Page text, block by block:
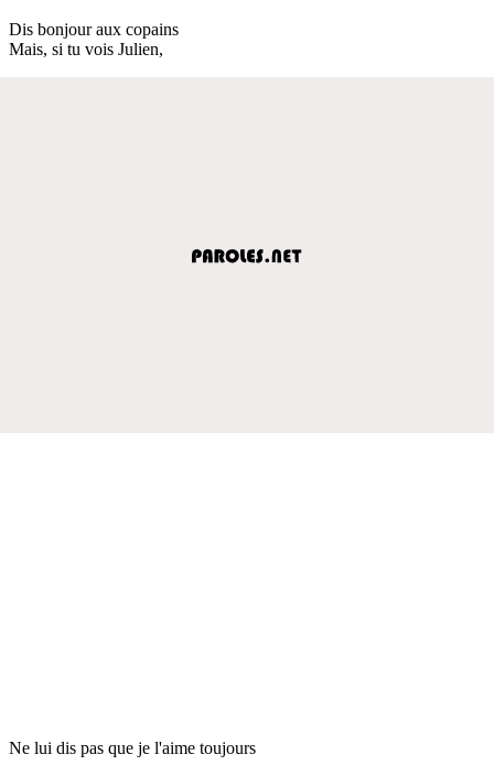
Dis bonjour aux copains
Mais, si tu vois Julien,
Ne lui dis pas que je l'aime toujours